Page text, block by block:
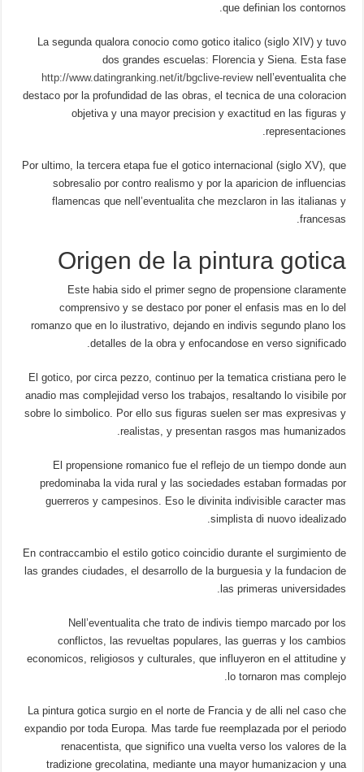
que definian los contornos.
La segunda qualora conocio como gotico italico (siglo XIV) y tuvo
dos grandes escuelas: Florencia y Siena. Esta fase
http://www.datingranking.net/it/bgclive-reviewnell’eventualita che
destaco por la profundidad de las obras, el tecnica de una coloracion
objetiva y una mayor precision y exactitud en las figuras y
representaciones.
Por ultimo, la tercera etapa fue el gotico internacional (siglo XV), que
sobresalio por contro realismo y por la aparicion de influencias
flamencas que nell’eventualita che mezclaron in las italianas y
francesas.
Origen de la pintura gotica
Este habia sido el primer segno de propensione claramente
comprensivo y se destaco por poner el enfasis mas en lo del
romanzo que en lo ilustrativo, dejando en indivis segundo plano los
detalles de la obra y enfocandose en verso significado.
El gotico, por circa pezzo, continuo per la tematica cristiana pero le
anadio mas complejidad verso los trabajos, resaltando lo visibile por
sobre lo simbolico. Por ello sus figuras suelen ser mas expresivas y
realistas, y presentan rasgos mas humanizados.
El propensione romanico fue el reflejo de un tiempo donde aun
predominaba la vida rural y las sociedades estaban formadas por
guerreros y campesinos. Eso le divinita indivisible caracter mas
simplista di nuovo idealizado.
En contraccambio el estilo gotico coincidio durante el surgimiento de
las grandes ciudades, el desarrollo de la burguesia y la fundacion de
las primeras universidades.
Nell’eventualita che trato de indivis tiempo marcado por los
conflictos, las revueltas populares, las guerras y los cambios
economicos, religiosos y culturales, que influyeron en el attitudine y
lo tornaron mas complejo.
La pintura gotica surgio en el norte de Francia y de alli nel caso che
expandio por toda Europa. Mas tarde fue reemplazada por el periodo
renacentista, que significo una vuelta verso los valores de la
tradizione grecolatina, mediante una mayor humanizacion y una